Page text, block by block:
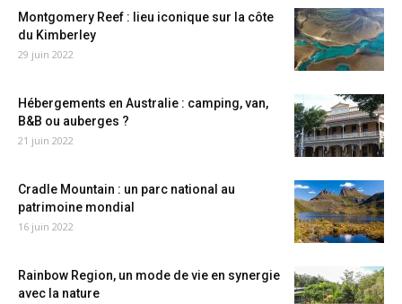
Montgomery Reef : lieu iconique sur la côte
du Kimberley
29 juin 2022
Hébergements en Australie : camping, van,
B&B ou auberges ?
21 juin 2022
Cradle Mountain : un parc national au
patrimoine mondial
16 juin 2022
Rainbow Region, un mode de vie en synergie
avec la nature